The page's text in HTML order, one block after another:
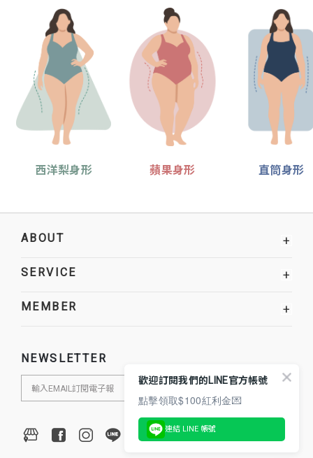
西洋梨身形 蘋果身形 直筒身形
ABOUT +
SERVICE +
MEMBER +
NEWSLETTER
歡迎訂閱我們的LINE官方帳號
點擊領取$100紅利金💌
連結 LINE 帳號